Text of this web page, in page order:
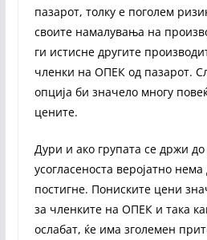
пазарот, толку е поголем
своите намалувања на
ги истисне другите
членки на ОПЕК од пазарот.
опција би значело многу
цените.
Дури и ако групата се држи
усогласеноста веројатно
постигне. Пониските цени
за членките на ОПЕК и така
ослабат, ќе има зголемен